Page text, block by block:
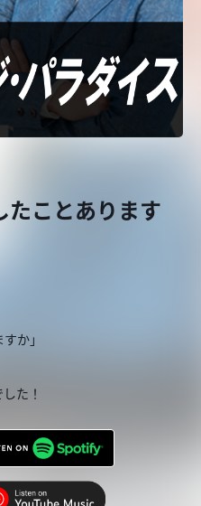
たことあります
か」
た！